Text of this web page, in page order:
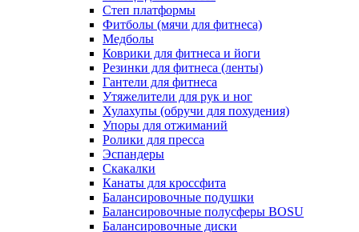
Степ платформы
Фитболы (мячи для фитнеса)
Медболы
Коврики для фитнеса и йоги
Резинки для фитнеса (ленты)
Гантели для фитнеса
Утяжелители для рук и ног
Хулахупы (обручи для похудения)
Упоры для отжиманий
Ролики для пресса
Эспандеры
Скакалки
Канаты для кроссфита
Балансировочные подушки
Балансировочные полусферы BOSU
Балансировочные диски